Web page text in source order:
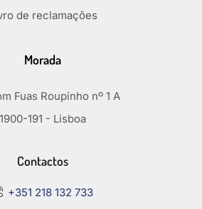
de reclamações
Morada
Fuas Roupinho nº 1 A
1900-191 - Lisboa
Contactos
+351 218 132 733